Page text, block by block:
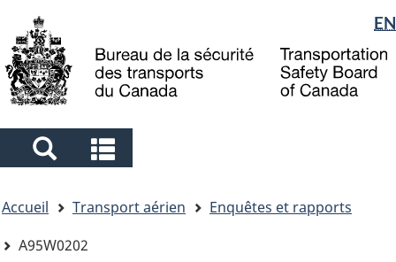
to
main
to
"About
government"
à
la
Sélection
de
la
langue
EN
Search
and
menus
and
menus
êtes
ici
Accueil Transport aérien
Enquêtes et rapports
A95W0202